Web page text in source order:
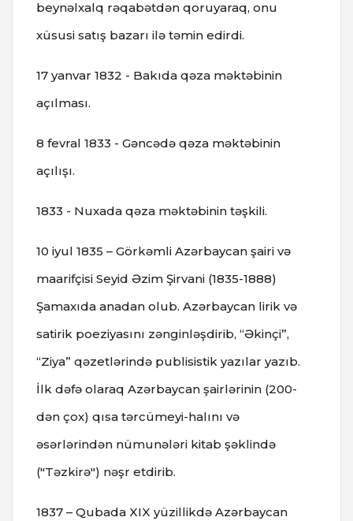
beynəlxalq rəqabətdən qoruyaraq, onu
xüsusi satış bazarı ilə təmin edirdi.
17 yanvar 1832 - Bakıda qəza məktəbinin
açılması.
8 fevral 1833 - Gəncədə qəza məktəbinin
açılışı.
1833 - Nuxada qəza məktəbinin təşkili.
10 iyul 1835 – Görkəmli Azərbaycan şairi və
maarifçisi Seyid Əzim Şirvani (1835-1888)
Şamaxıda anadan olub. Azərbaycan lirik və
satirik poeziyasını zənginləşdirib, “Əkinçi”,
“Ziya” qəzetlərində publisistik yazılar yazıb.
İlk dəfə olaraq Azərbaycan şairlərinin (200-
dən çox) qısa tərcümeyi-halını və
əsərlərindən nümunələri kitab şəklində
("Təzkirə") nəşr etdirib.
1837 – Qubada XIX yüzillikdə Azərbaycan